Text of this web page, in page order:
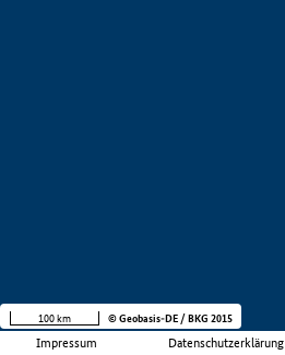
Impressum Datenschutzerklärung
100 km © Geobasis-DE / BKG 2015